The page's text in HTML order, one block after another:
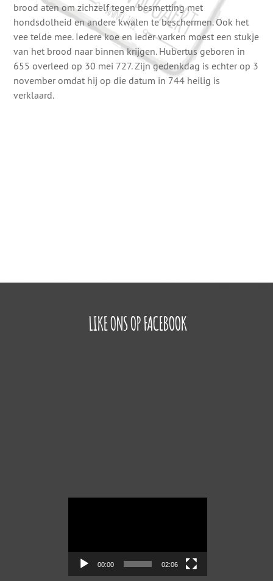
brood aten om zichzelf tegen besmetting met
hondsdolheid en andere kwalen te beschermen. Ook het
vee telde mee. Iedere koe en ieder varken moest een stukje
van het brood naar binnen krijgen. Hubertus geboren in
655 overleed op 30 mei 727. Zijn gedenkdag is echter op 3
november omdat hij op die datum in 744 heilig is
verklaard.
LIKE ONS OP FACEBOOK
00:00 02:06